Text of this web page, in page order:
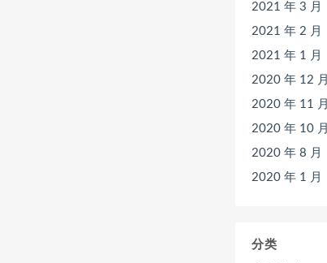
2021 年 3 月
2021 年 2 月
2021 年 1 月
2020 年 12 月
2020 年 11 月
2020 年 10 月
2020 年 8 月
2020 年 1 月
分类